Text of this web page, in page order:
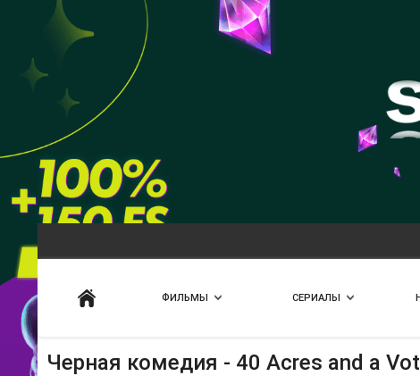
ФИЛЬМЫ СЕРИАЛЫ
Черная комедия - 40 Acres and a